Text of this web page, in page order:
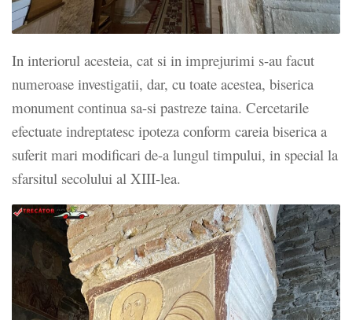
In interiorul acesteia, cat si in imprejurimi s-au facut
numeroase investigatii, dar, cu toate acestea, biserica
monument continua sa-si pastreze taina. Cercetarile
efectuate indreptatesc ipoteza conform careia biserica a
suferit mari modificari de-a lungul timpului, in special la
sfarsitul secolului al XIII-lea.